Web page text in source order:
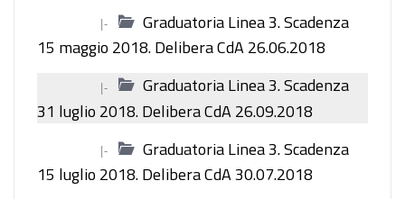
|-
Graduatoria Linea 3. Scadenza
15 maggio 2018. Delibera CdA 26.06.2018
|-
Graduatoria Linea 3. Scadenza
31 luglio 2018. Delibera CdA 26.09.2018
|-
Graduatoria Linea 3. Scadenza
15 luglio 2018. Delibera CdA 30.07.2018